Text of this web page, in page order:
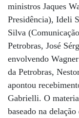
ministros Jaques
Presidência), Ideli
Silva
Petrobras, José
envolvendo
da Petrobras,
apontou
Gabrielli. O
baseado na